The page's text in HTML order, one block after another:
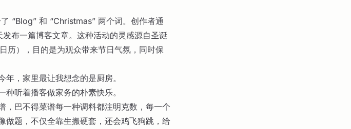
“Blog” 和 “Christmas” 两个词。创作者通
布一篇博客文章。这种活动的灵感源自圣诞
历），目的是为观众带来节日气氛，同时保
，家里最让我想念的是厨房。
听着播客做家务的朴素快乐。
，巴不得菜谱每一种调料都注明克数，每一个
做题，不仅全靠生搬硬套，还会鸡飞狗跳，给